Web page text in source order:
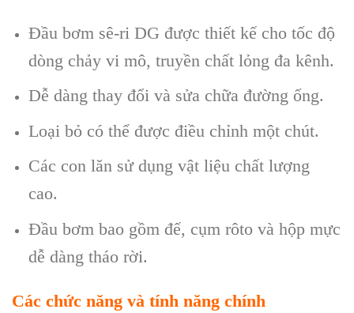
Đầu bơm sê-ri DG được thiết kế cho tốc độ
dòng chảy vi mô, truyền chất lỏng đa kênh.
Dễ dàng thay đổi và sửa chữa đường ống.
Loại bỏ có thể được điều chỉnh một chút.
Các con lăn sử dụng vật liệu chất lượng
cao.
Đầu bơm bao gồm đế, cụm rôto và hộp mực
dễ dàng tháo rời.
Các chức năng và tính năng chính